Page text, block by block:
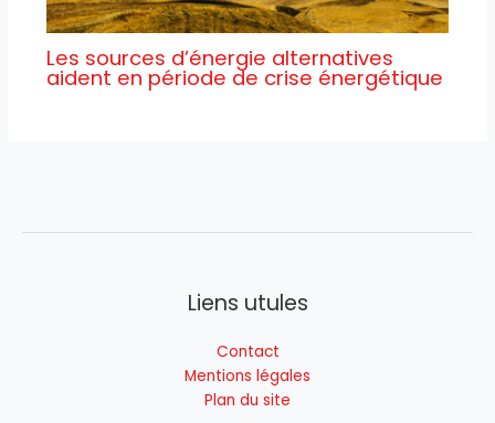
Les sources d’énergie alternatives
aident en période de crise énergétique
Liens utules
Contact
Mentions légales
Plan du site